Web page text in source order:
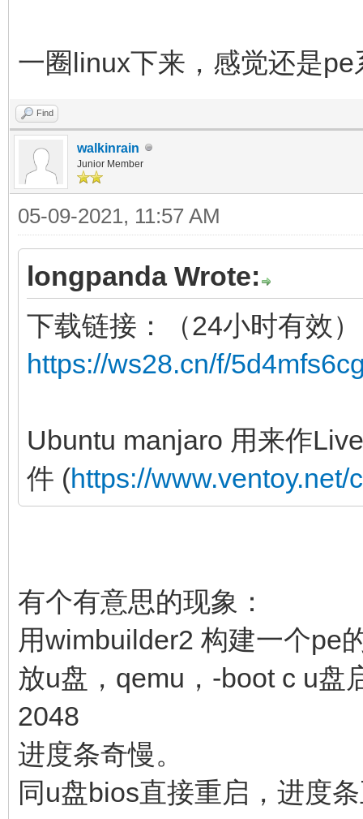
一圈linux下来，感觉还是
Find
walkinrain
Junior Member
05-09-2021, 11:57 AM
longpanda Wrote:
下载链接：（24小时有效）
https://ws28.cn/f/
Ubuntu manjaro 用来作
件 (https://
有个有意思的现象：
用wimbuilder2 构建一个pe
放u盘，qemu，-boot c u盘
2048
进度条奇慢。
同u盘bios直接重启，进度